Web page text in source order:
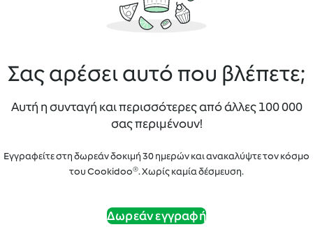
Σας αρέσει αυτό που βλέπετε;
Αυτή η συνταγή και περισσότερες από άλλες 100 000
σας περιμένουν!
Εγγραφείτε στη δωρεάν δοκιμή 30 ημερών και ανακαλύψτε τον κόσμο
του Cookidoo®. Χωρίς καμία δέσμευση.
Δωρεάν εγγραφή